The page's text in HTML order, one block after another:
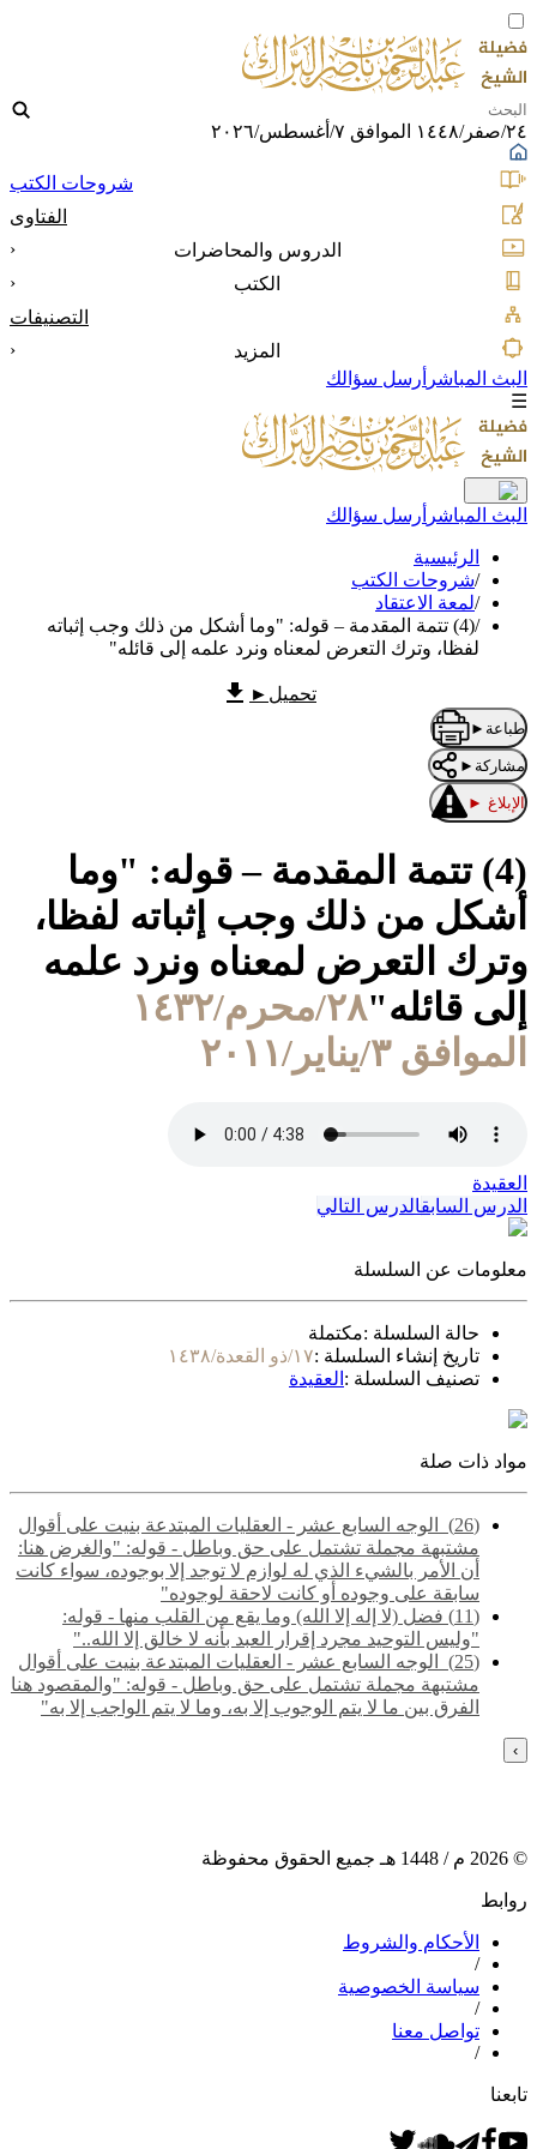
٢٤/صفر/١٤٤٨ الموافق ٧/أغسطس/٢٠٢٦
شروحات الكتب
الفتاوى
الدروس والمحاضرات
‹
الكتب
‹
التصنيفات
المزيد
‹
البث المباشر أرسل سؤالك
☰
البث المباشر أرسل سؤالك
الرئيسية
/شروحات الكتب
/لمعة الاعتقاد
/
(4) تتمة المقدمة – قوله: "وما أشكل من ذلك وجب إثباته
لفظا، وترك التعرض لمعناه ونرد علمه إلى قائله"
تحميل ►
طباعة ►
مشاركة ►
الإبلاغ ►
(4) تتمة المقدمة – قوله: "وما
أشكل من ذلك وجب إثباته لفظا،
وترك التعرض لمعناه ونرد علمه
إلى قائله"
٢٨/محرم/١٤٣٢
الموافق ٣/يناير/٢٠١١
العقيدة
الدرس السابقالدرس التالي
معلومات عن السلسلة
حالة السلسلة :مكتملة
تاريخ إنشاء السلسلة :١٧/ذو القعدة/١٤٣٨
تصنيف السلسلة : العقيدة
مواد ذات صلة
(26) ‌‌ الوجه السابع عشر - العقليات المبتدعة بنيت على أقوال
مشتبهة مجملة تشتمل على حق وباطل - قوله: "والغرض هنا:
أن الأمر بالشيء الذي له لوازم لا توجد إلا بوجوده، سواء كانت
سابقة على وجوده أو كانت لاحقة لوجوده"
(11) فضل (لا إله إلا الله) وما يقع من القلب منها - قوله:
"وليس التوحيد مجرد إقرار العبد بأنه لا خالق إلا الله.."
(25) ‌‌ الوجه السابع عشر - العقليات المبتدعة بنيت على أقوال
مشتبهة مجملة تشتمل على حق وباطل - قوله: "والمقصود هنا
الفرق بين ما لا يتم الوجوب إلا به، وما لا يتم الواجب إلا به"
›
©
2026 م / 1448 هـ جميع الحقوق محفوظة
روابط
الأحكام والشروط
/
سياسة الخصوصية
/
تواصل معنا
/
تابعنا